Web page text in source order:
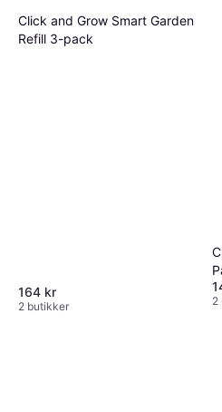
Click and Grow Smart Garden
Refill 3-pack
164 kr
2 butikker 2